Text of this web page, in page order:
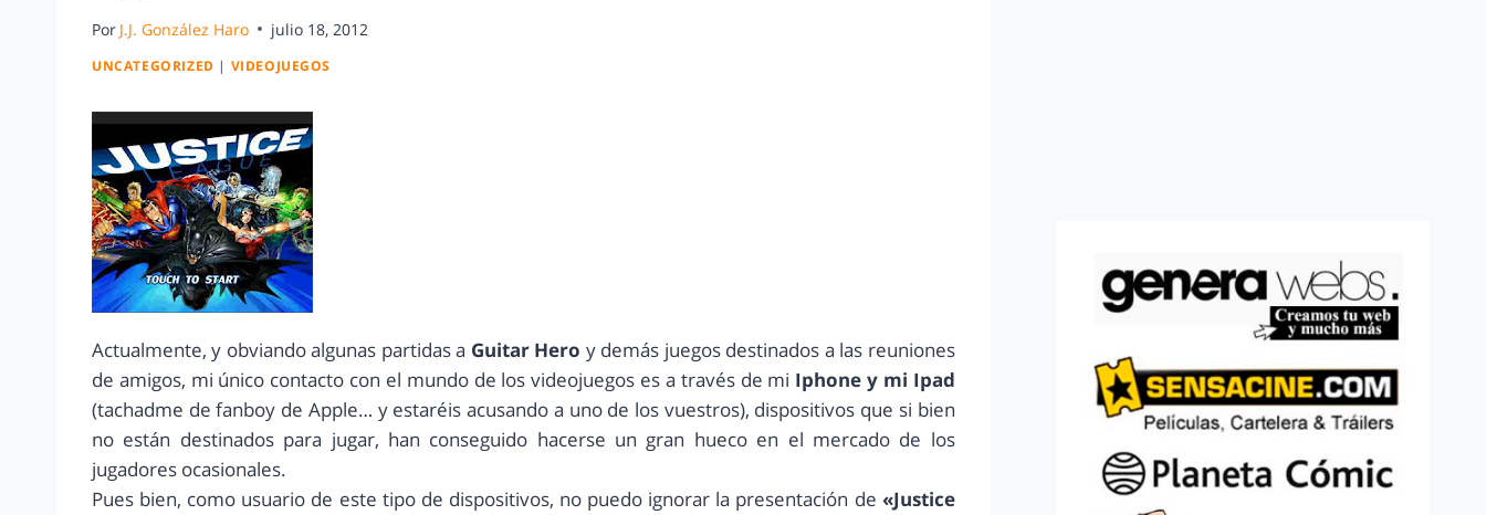
Por J.J. González Haro julio 18, 2012
UNCATEGORIZED | VIDEOJUEGOS
Actualmente, y obviando algunas partidas a Guitar Hero y demás juegos destinados a las reuniones
de amigos, mi único contacto con el mundo de los videojuegos es a través de mi Iphone y mi Ipad
(tachadme de fanboy de Apple… y estaréis acusando a uno de los vuestros), dispositivos que si bien
no están destinados para jugar, han conseguido hacerse un gran hueco en el mercado de los
jugadores ocasionales.
Pues bien, como usuario de este tipo de dispositivos, no puedo ignorar la presentación de «Justice